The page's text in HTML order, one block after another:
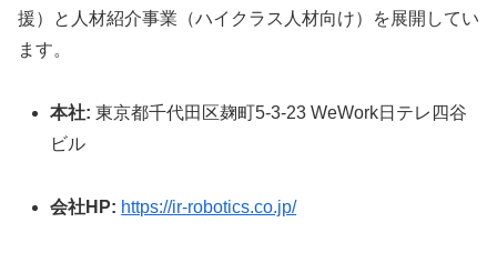
援）と人材紹介事業（ハイクラス人材向け）を展開してい
ます。
本社: 東京都千代田区麹町5-3-23 WeWork日テレ四谷
ビル
会社HP: https://ir-robotics.co.jp/